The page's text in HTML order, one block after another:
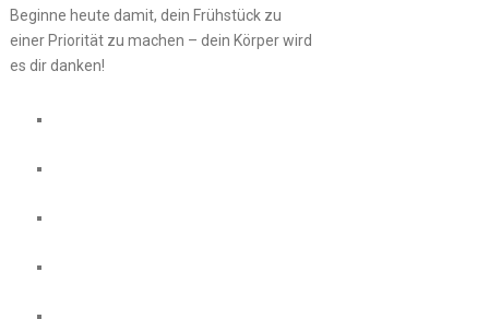
Beginne heute damit, dein Frühstück zu
einer Priorität zu machen – dein Körper wird
es dir danken!